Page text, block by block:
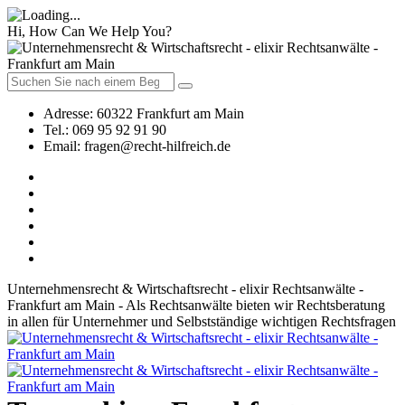
Hi, How Can We Help You?
Adresse: 60322 Frankfurt am Main
Tel.: 069 95 92 91 90
Email: fragen@recht-hilfreich.de
Unternehmensrecht & Wirtschaftsrecht - elixir Rechtsanwälte -
Frankfurt am Main - Als Rechtsanwälte bieten wir Rechtsberatung
in allen für Unternehmer und Selbstständige wichtigen Rechtsfragen